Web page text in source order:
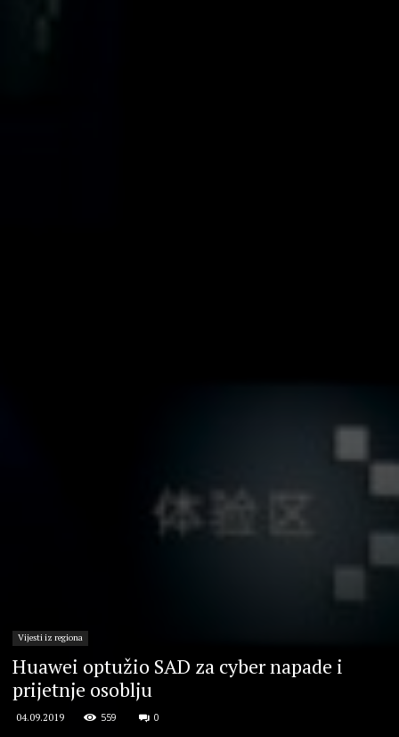
Vijesti iz regiona
Huawei optužio SAD za cyber napade i
prijetnje osoblju
04.09.2019 559 0